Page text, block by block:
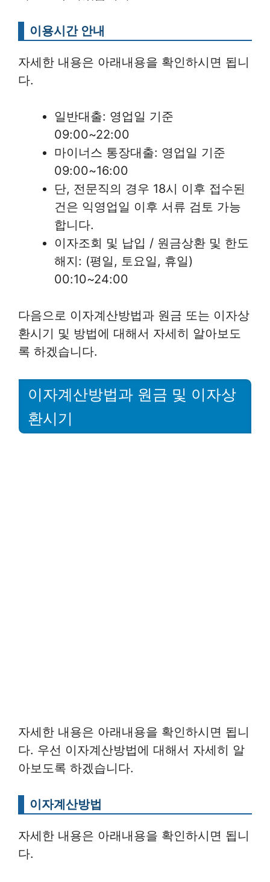
이용시간 안내
자세한 내용은 아래내용을 확인하시면 됩니
다.
일반대출: 영업일 기준
09:00~22:00
마이너스 통장대출: 영업일 기준
09:00~16:00
단, 전문직의 경우 18시 이후 접수된
건은 익영업일 이후 서류 검토 가능
합니다.
이자조회 및 납입 / 원금상환 및 한도
해지: (평일, 토요일, 휴일)
00:10~24:00
다음으로 이자계산방법과 원금 또는 이자상
환시기 및 방법에 대해서 자세히 알아보도
록 하겠습니다.
이자계산방법과 원금 및 이자상
환시기
자세한 내용은 아래내용을 확인하시면 됩니
다. 우선 이자계산방법에 대해서 자세히 알
아보도록 하겠습니다.
이자계산방법
자세한 내용은 아래내용을 확인하시면 됩니
다.